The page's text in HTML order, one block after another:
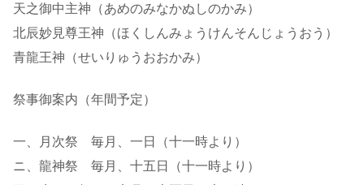
天之御中主神（あめのみなかぬしのかみ）
北辰妙見尊王神（ほくしんみょうけんそんじょうおう）
青龍王神（せいりゅうおおかみ）
祭事御案内（年間予定）
一、月次祭 毎月、一日（十一時より）
ニ、龍神祭 毎月、十五日（十一時より）